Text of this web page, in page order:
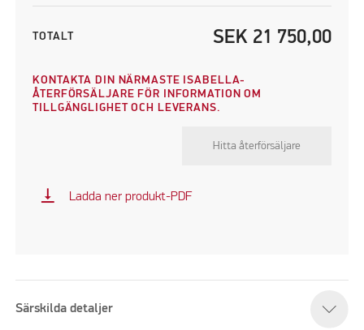
TOTALT SEK 21 750,00
KONTAKTA DIN NÄRMASTE ISABELLA-
ÅTERFÖRSÄLJARE FÖR INFORMATION OM
TILLGÄNGLIGHET OCH LEVERANS.
Hitta återförsäljare
vertical_align_bottom Ladda ner produkt-PDF
Särskilda detaljer